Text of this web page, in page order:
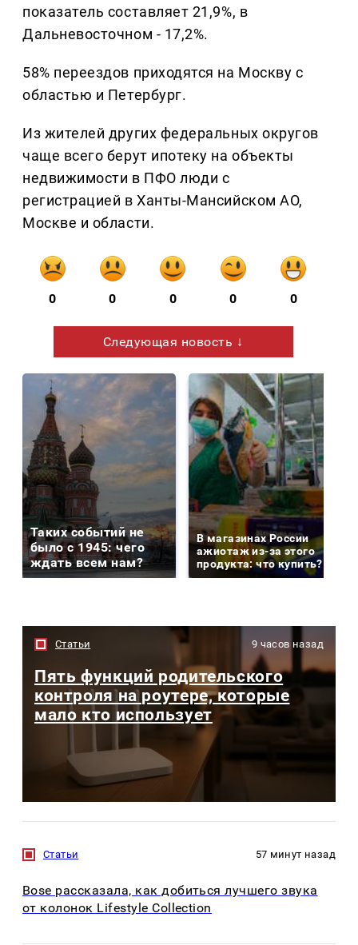
показатель составляет 21,9%, в
Дальневосточном - 17,2%.
58% переездов приходятся на Москву с
областью и Петербург.
Из жителей других федеральных округов
чаще всего берут ипотеку на объекты
недвижимости в ПФО люди с
регистрацией в Ханты-Мансийском АО,
Москве и области.
0 0 0 0 0
Следующая новость ↓
Таких событий не
было с 1945: чего
ждать всем нам?
В магазинах России
ажиотаж из-за этого
продукта: что купить?
Статьи 9 часов назад
Пять функций родительского
контроля на роутере, которые
мало кто использует
Статьи 57 минут назад
Bose рассказала, как добиться лучшего звука
от колонок Lifestyle Collection